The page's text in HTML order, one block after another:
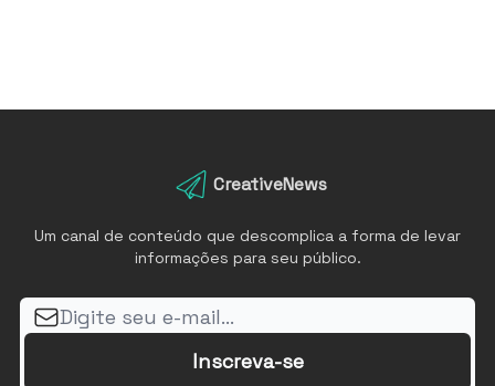
CreativeNews
Um canal de conteúdo que descomplica a forma de levar
informações para seu público.